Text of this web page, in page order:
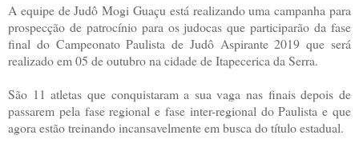
A equipe de Judô Mogi Guaçu está realizando uma campanha para
prospecção de patrocínio para os judocas que participarão da fase
final do Campeonato Paulista de Judô Aspirante 2019 que será
realizado em 05 de outubro na cidade de Itapecerica da Serra.
São 11 atletas que conquistaram a sua vaga nas finais depois de
passarem pela fase regional e fase inter-regional do Paulista e que
agora estão treinando incansavelmente em busca do título estadual.